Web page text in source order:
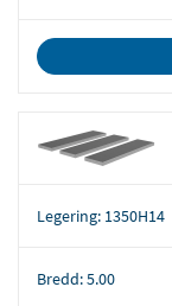
Legering: 1350H14
Bredd:5.00